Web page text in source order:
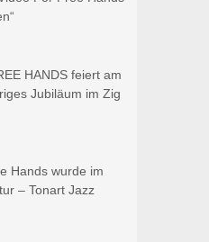
HANDS feiert am
Jubiläum im Zig
Hands wurde im
– Tonart Jazz